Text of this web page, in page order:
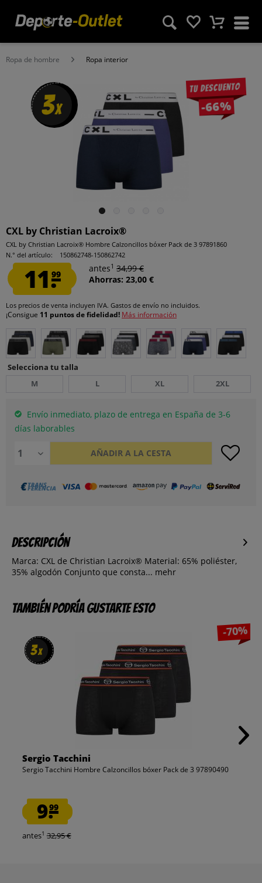
Ropa de hombre Ropa interior
Tu descuento
-66%
3x
CXL by Christian Lacroix®
CXL by Christian Lacroix® Hombre Calzoncillos bóxer Pack de 3 97891860
N.° del artículo:
150862748-150862742
11.99
antes1 34,99 €
Ahorras: 23,00 €
Los precios de venta incluyen IVA. Gastos de envío no incluidos.
¡Consigue 11 puntos de fidelidad! Más información
Selecciona tu talla
M
L XL 2XL
Envío inmediato, plazo de entrega en España de 3-6
días laborables
AÑADIR A LA CESTA
Descripción
Marca: CXL de Christian Lacroix® Material: 65% poliéster,
35% algodón Conjunto que consta... mehr
También podría gustarte esto
3x
3x
-70%
Sergio Tacchini
Sergio Tacchini Hombre Calzoncillos bóxer Pack de 3 97890490
9.99
antes1 32,95 €